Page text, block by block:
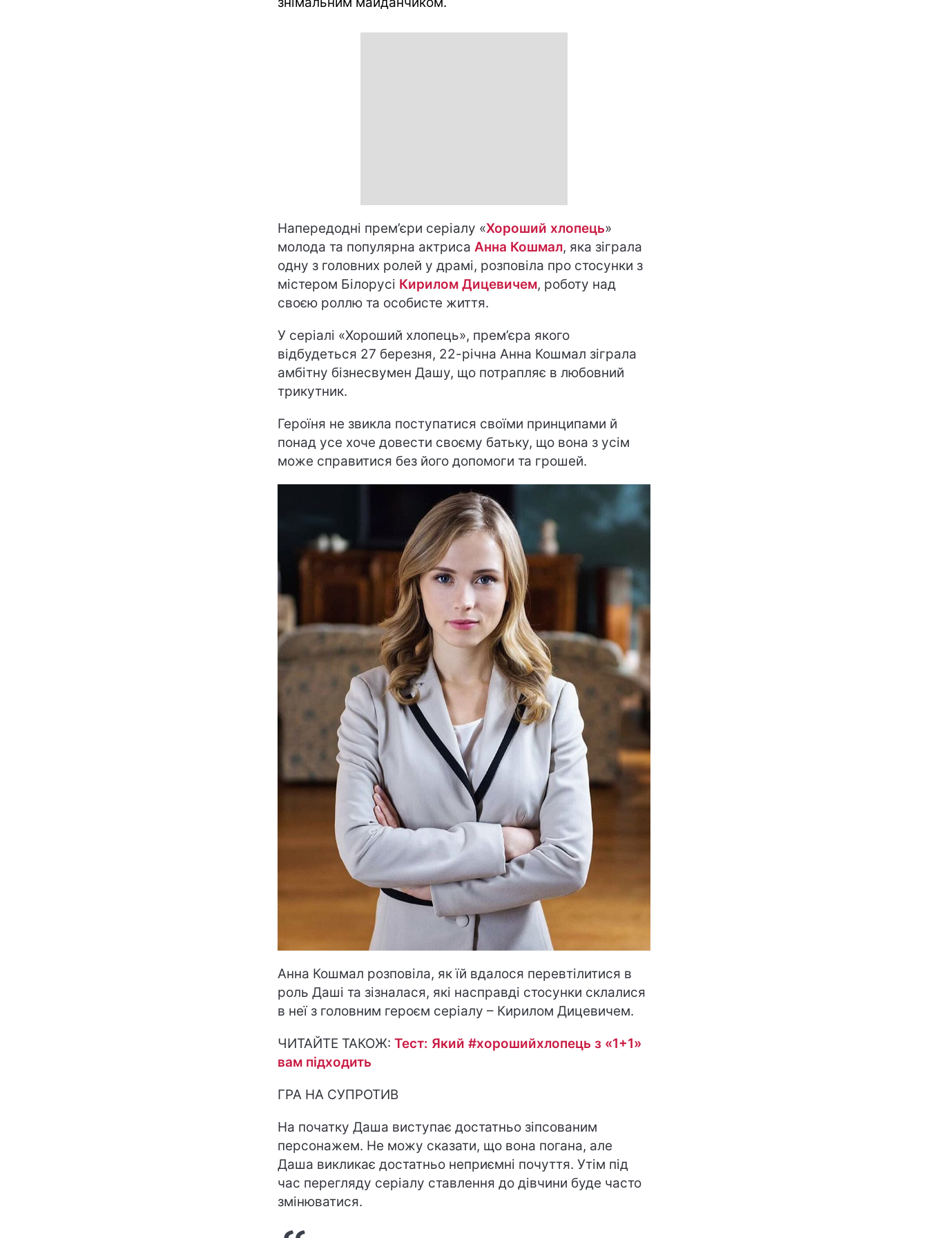
Напередодні прем’єри серіалу «Хороший хлопець»
молода та популярна актриса Анна Кошмал, яка зіграла
одну з головних ролей у драмі, розповіла про стосунки з
містером Білорусі Кирилом Дицевичем, роботу над
своєю роллю та особисте життя.
У серіалі «Хороший хлопець», прем’єра якого
відбудеться 27 березня, 22-річна Анна Кошмал зіграла
амбітну бізнесвумен Дашу, що потрапляє в любовний
трикутник.
Героїня не звикла поступатися своїми принципами й
понад усе хоче довести своєму батьку, що вона з усім
може справитися без його допомоги та грошей.
Анна Кошмал розповіла, як їй вдалося перевтілитися в
роль Даші та зізналася, які насправді стосунки склалися
в неї з головним героєм серіалу – Кирилом Дицевичем.
ЧИТАЙТЕ ТАКОЖ: Тест: Який #хорошийхлопець з «1+1»
вам підходить
ГРА НА СУПРОТИВ
На початку Даша виступає достатньо зіпсованим
персонажем. Не можу сказати, що вона погана, але
Даша викликає достатньо неприємні почуття. Утім під
час перегляду серіалу ставлення до дівчини буде часто
змінюватися.